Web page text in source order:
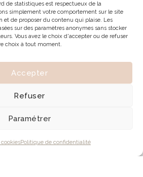
de statistiques est respectueux de la
simplement votre comportement sur le site
et de proposer du contenu qui plaise. Les
sur des paramètres anonymes sans stocker
Vous avez le choix d'accepter ou de refuser
choix à tout moment.
Accepter
Refuser
Paramétrer
Politique de confidentialité